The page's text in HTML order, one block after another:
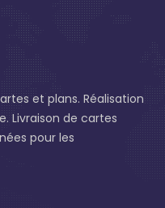
et plans. Réalisation
Livraison de cartes
pour les